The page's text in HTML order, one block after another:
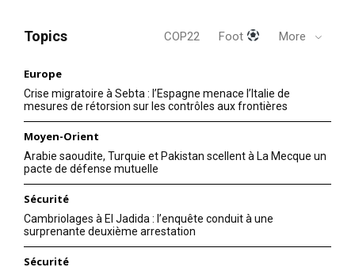
Topics COP22 Foot More
Europe
Crise migratoire à Sebta : l’Espagne menace l’Italie de
mesures de rétorsion sur les contrôles aux frontières
Moyen-Orient
Arabie saoudite, Turquie et Pakistan scellent à La Mecque un
pacte de défense mutuelle
Sécurité
Cambriolages à El Jadida : l’enquête conduit à une
surprenante deuxième arrestation
Sécurité